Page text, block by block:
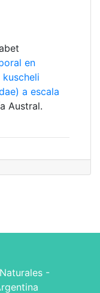
en
a escala
Austral.
-